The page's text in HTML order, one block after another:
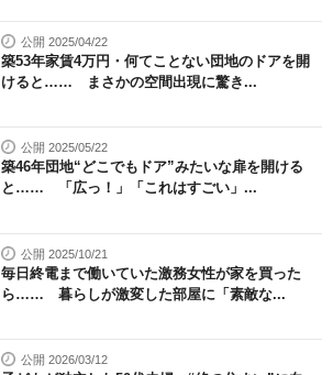
公開 2025/04/22
築53年家賃4万円・何てことない団地のドアを開
けると…… まさかの空間出現に驚き...
公開 2025/05/22
築46年団地“どこでもドア”みたいな扉を開ける
と…… 「広っ！」「これはすごい」...
公開 2025/10/21
毎日終電まで働いていた激務女性が家を買った
ら…… 暮らしが激変した部屋に「素敵な...
公開 2026/03/12